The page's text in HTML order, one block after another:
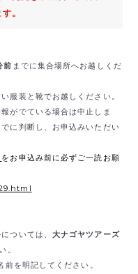
。
前 までに集合場所へお越しくだ
服装と靴でお越しください。
がでている場合は中止しま
に判断し、お申込みいただい
をお申込み前に必ずご一読お願
ついては、 大ナゴヤツアーズ
。
を明記してください。